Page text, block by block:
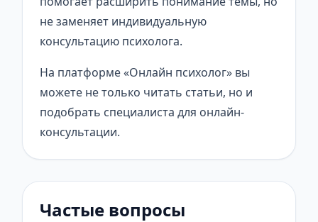
не заменяет индивидуальную
консультацию психолога.
На платформе «Онлайн психолог» вы
можете не только читать статьи, но и
подобрать специалиста для онлайн-
консультации.
Частые вопросы